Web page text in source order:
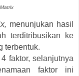
menunjukan hasil
terditribusikan ke
terbentuk.
faktor, selanjutnya
faktor ini